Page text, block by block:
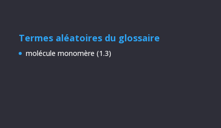
Termes aléatoires du glossaire
molécule monomère (1.3)